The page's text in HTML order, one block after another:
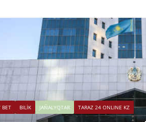
BET BILİK JAŃALYQTAR TARAZ 24 ONLINE KZ